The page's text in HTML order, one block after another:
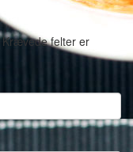
Krævede felter er